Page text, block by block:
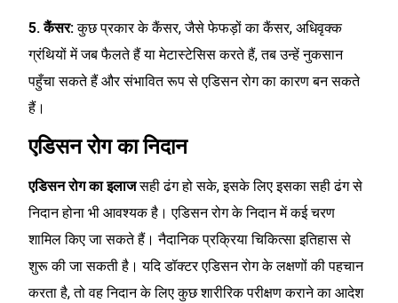
5. कैंसर:कुछ प्रकार के कैंसर, जैसे फेफड़ों का कैंसर, अधिवृक्क
ग्रंथियों में जब फैलते हैं या मेटास्टेसिस करते हैं, तब उन्हें नुकसान
पहुँचा सकते हैं और संभावित रूप से एडिसन रोग का कारण बन सकते
हैं।
एडिसन रोग का निदान
एडिसन रोग का इलाजसही ढंग हो सके, इसके लिए इसका सही ढंग से
निदान होना भी आवश्यक है। एडिसन रोग के निदान में कई चरण
शामिल किए जा सकते हैं। नैदानिक प्रक्रिया चिकित्सा इतिहास से
शुरू की जा सकती है। यदि डॉक्टर एडिसन रोग के लक्षणों की पहचान
करता है, तो वह निदान के लिए कुछ शारीरिक परीक्षण कराने का आदेश